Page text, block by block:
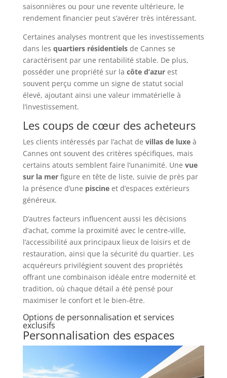
saisonnières ou pour une revente ultérieure, le
rendement financier peut s’avérer très intéressant.
Certaines analyses montrent que les investissements
dans les quartiers résidentielsde Cannes se
caractérisent par une rentabilité stable. De plus,
posséder une propriété sur la côte d’azurest
souvent perçu comme un signe de statut social
élevé, ajoutant ainsi une valeur immatérielle à
l’investissement.
Les coups de cœur des acheteurs
Les clients intéressés par l’achat de villas de luxeà
Cannes ont souvent des critères spécifiques, mais
certains atouts semblent faire l’unanimité. Une vue
sur la merfigure en tête de liste, suivie de près par
la présence d’une piscineet d’espaces extérieurs
généreux.
D’autres facteurs influencent aussi les décisions
d’achat, comme la proximité avec le centre-ville,
l’accessibilité aux principaux lieux de loisirs et de
restauration, ainsi que la sécurité du quartier. Les
acquéreurs privilégient souvent des propriétés
offrant une combinaison idéale entre modernité et
tradition, où chaque détail a été pensé pour
maximiser le confort et le bien-être.
Options de personnalisation et services
exclusifs
Personnalisation des espaces